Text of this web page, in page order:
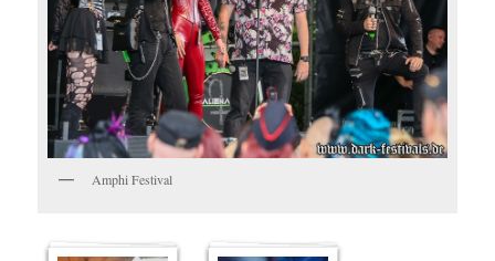
Amphi Festival